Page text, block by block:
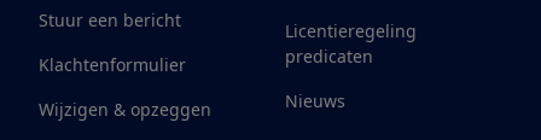
Stuur een bericht
Klachtenformulier
Wijzigen & opzeggen
Licentieregeling
predicaten
Nieuws